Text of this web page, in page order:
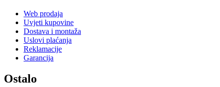
Web prodaja
Uvjeti kupovine
Dostava i montaža
Uslovi plaćanja
Reklamacije
Garancija
Ostalo